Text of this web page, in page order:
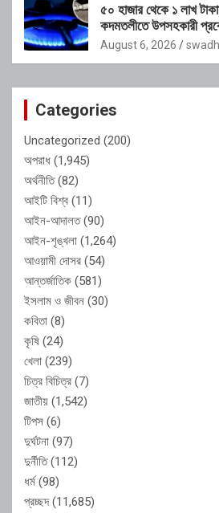
৫০ হাজার থেকে ১ লাখ
কদমতলীতে উপসহকারী
অভিযোগ
August 6, 2026
Categories
Uncategorized (200)
অপরাধ (1,945)
অর্থনীতি(82)
আইটি বিশ্ব (11)
আইন-আদালত(90)
আইন-শৃঙ্খলা (1,264)
আওয়ামী দোসর (54)
আন্তর্জাতিক (581)
ইসলাম ও জীবন (30)
কবিতা (8)
কৃষি (24)
খেলা (239)
চিত্র বিচিত্র (7)
জাতীয় (1,542)
টিপস (6)
দুর্ঘটনা (97)
দুর্নীতি(112)
ধর্ম(98)
প্রচ্ছদ(11,685)